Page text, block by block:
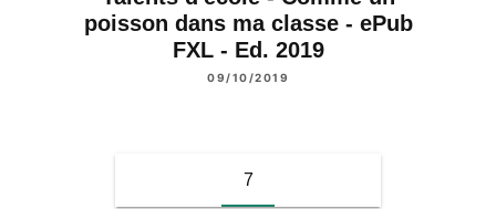
poisson dans ma classe - ePub
FXL - Ed. 2019
09/10/2019
7